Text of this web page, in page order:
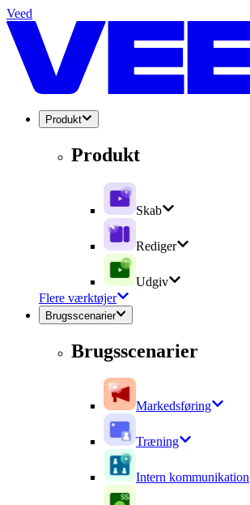
Veed
Produkt
Produkt
Skab
Rediger
Udgiv
Flere værktøjer
Brugsscenarier
Brugsscenarier
Markedsføring
Træning
Intern kommunikation